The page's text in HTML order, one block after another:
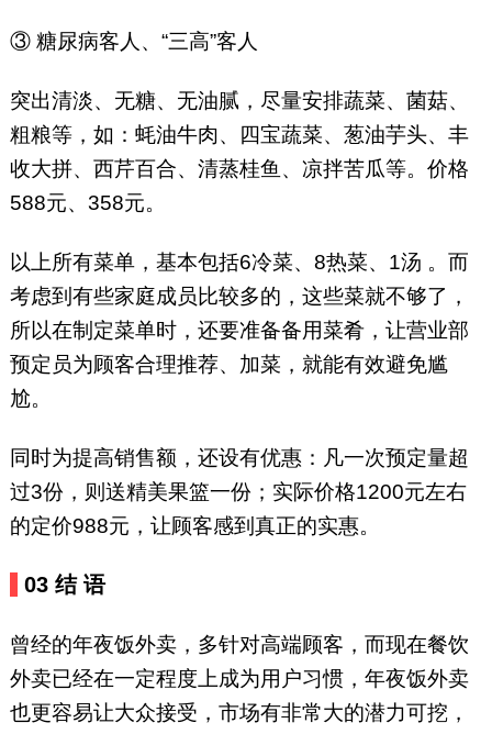
③ 糖尿病客人、“三高”客人
突出清淡、无糖、无油腻，尽量安排蔬菜、菌菇、
粗粮等，如：蚝油牛肉、四宝蔬菜、葱油芋头、丰
收大拼、西芹百合、清蒸桂鱼、凉拌苦瓜等。价格
588元、358元。
以上所有菜单，基本包括6冷菜、8热菜、1汤 。而
考虑到有些家庭成员比较多的，这些菜就不够了，
所以在制定菜单时，还要准备备用菜肴，让营业部
预定员为顾客合理推荐、加菜，就能有效避免尴
尬。
同时为提高销售额，还设有优惠：凡一次预定量超
过3份，则送精美果篮一份；实际价格1200元左右
的定价988元，让顾客感到真正的实惠。
03 结 语
曾经的年夜饭外卖，多针对高端顾客，而现在餐饮
外卖已经在一定程度上成为用户习惯，年夜饭外卖
也更容易让大众接受，市场有非常大的潜力可挖，